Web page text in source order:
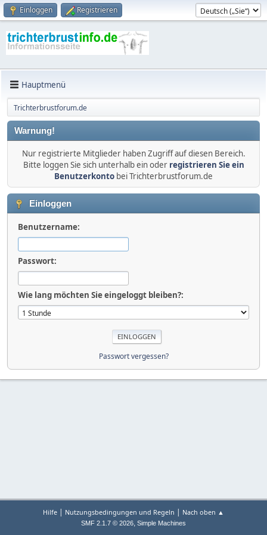
Einloggen Registrieren
Hauptmenü
Trichterbrustforum.de
Warnung!
Nur registrierte Mitglieder haben Zugriff auf diesen Bereich.
Bitte loggen Sie sich unterhalb ein oder registrieren Sie ein
Benutzerkonto bei Trichterbrustforum.de
Einloggen
Benutzername:
Passwort:
Wie lang möchten Sie eingeloggt bleiben?:
Passwort vergessen?
Hilfe | Nutzungsbedingungen und Regeln | Nach oben ▲
SMF 2.1.7 © 2026, Simple Machines